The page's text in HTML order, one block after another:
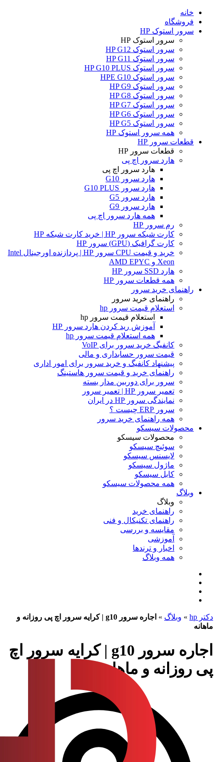
خانه
فروشگاه
سرور استوک HP
سرور استوک HP
سرور استوک HP G12
سرور استوک HP G11
سرور استوک HP G10 PLUS
سرور استوک HPE G10
سرور استوک HP G9
سرور استوک HP G8
سرور استوک HP G7
سرور استوک HP G6
سرور استوک HP G5
همه سرور استوک HP
قطعات سرور HP
قطعات سرور HP
هارد سرور اچ پی
هارد سرور اچ پی
هارد سرور G10
هارد سرور G10 PLUS
هارد سرور G5
هارد سرور G9
همه هارد سرور اچ پی
رم سرور HP
کارت شبکه سرور HP | خرید کارت شبکه HP
کارت گرافیک (GPU) سرور HP
خرید و قیمت CPU سرور HP | پردازنده اورجینال Intel
Xeon و AMD EPYC
هارد SSD سرور HP
همه قطعات سرور HP
راهنمای خرید سرور
راهنمای خرید سرور
استعلام قیمت سرور hp
استعلام قیمت سرور hp
آموزش ريد كردن هارد سرور HP
همه استعلام قیمت سرور hp
کانفیگ خرید سرور برای VoIP
قیمت سرور حسابداری و مالی
پیشنهاد کانفیگ و خرید سرور برای امور اداری
راهنمای خرید و قیمت سرور هاستینگ
سرور برای دوربین مدار بسته
تعمیر سرور HP | تعمیر سرور
نمایندگی سرور HP در ایران
سرور ERP چیست ؟
همه راهنمای خرید سرور
محصولات سیسکو
محصولات سیسکو
سوئیچ سیسکو
لایسنس سیسکو
ماژول سیسکو
کابل سیسکو
همه محصولات سیسکو
وبلاگ
وبلاگ
راهنمای خرید
راهنمای تکنیکال و فنی
مقایسه و بررسی
آموزشی
اخبار و ترندها
همه وبلاگ
دکتر hp » وبلاگ »
اجاره سرور g10 | کرایه سرور اچ پی روزانه و
ماهانه
اجاره سرور g10 | کرایه سرور اچ
پی روزانه و ماهانه